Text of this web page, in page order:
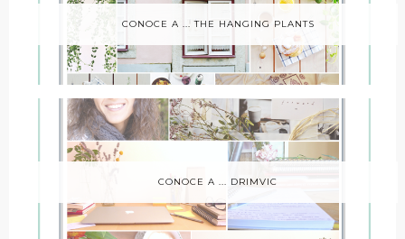
CONOCE A ... THE HANGING PLANTS
CONOCE A ... DRIMVIC